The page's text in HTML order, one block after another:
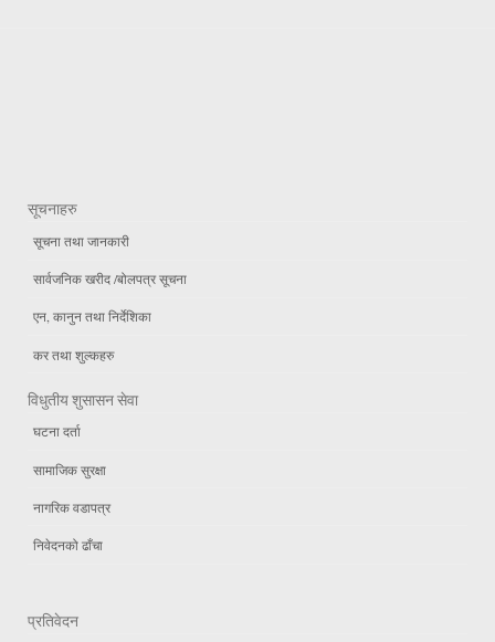
सूचनाहरु
सूचना तथा जानकारी
सार्वजनिक खरीद /बोलपत्र सूचना
एन, कानुन तथा निर्देशिका
कर तथा शुल्कहरु
विधुतीय शुसासन सेवा
घटना दर्ता
सामाजिक सुरक्षा
नागरिक वडापत्र
निवेदनको ढाँचा
प्रतिवेदन